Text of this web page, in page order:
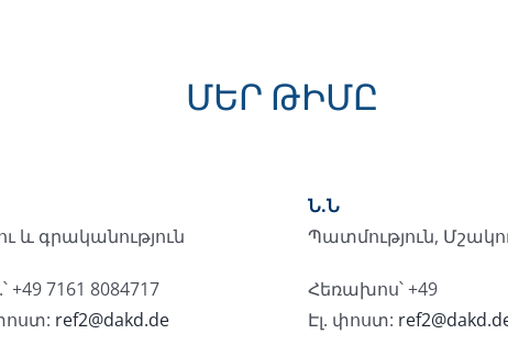
ՄԵՐ ԹԻՄԸ
և գրականություն
+49 7161 8084717
ref2@dakd.de
Ն.Ն
Պատմություն,
Հեռախոս՝ +49
Էլ. փոստ: